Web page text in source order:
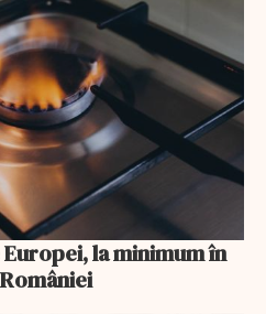
la minimum în